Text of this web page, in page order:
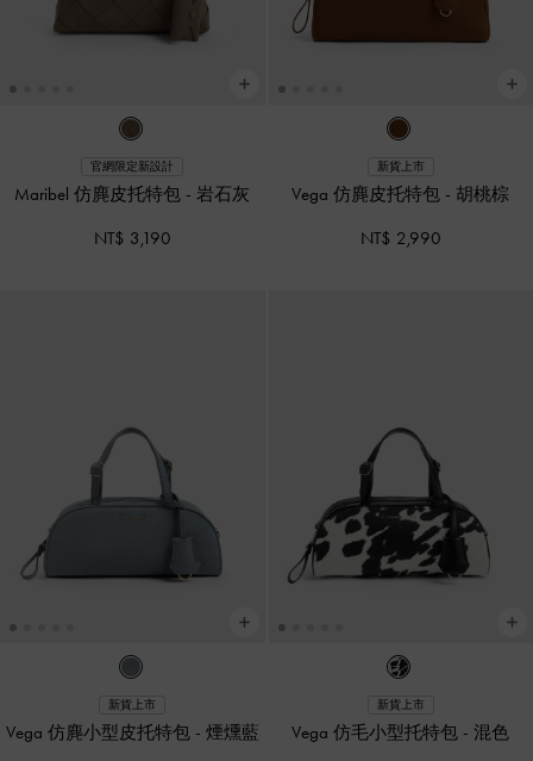
官網限定新設計
Maribel 仿麂皮托特包 -岩石灰
NT$ 3,190
新貨上市
Vega 仿麂皮托特包 -胡桃棕
NT$ 2,990
新貨上市
Vega 仿麂小型皮托特包 - 煙燻藍
新貨上市
Vega 仿毛小型托特包 - 混色